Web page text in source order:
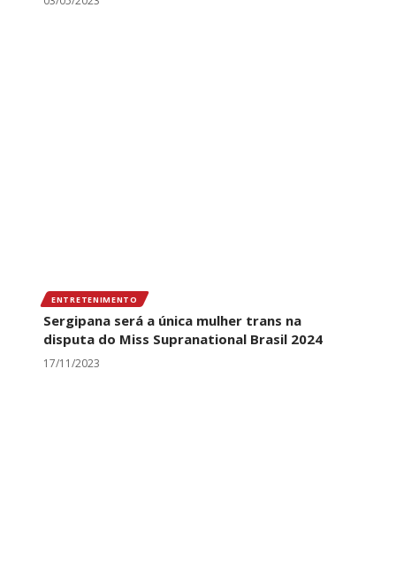
ENTRETENIMENTO
Sergipana será a única mulher trans na
disputa do Miss Supranational Brasil 2024
17/11/2023